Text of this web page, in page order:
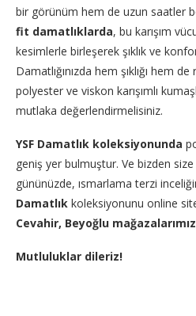
bir görünüm hem de uzun saatler
fit damatlıklarda, bu karışım
kesimlerle birleşerek şıklık ve
Damatlığınızda hem şıklığı hem
polyester ve viskon karışımlı
mutlaka değerlendirmelisiniz.
YSF Damatlık koleksiyonunda
geniş yer bulmuştur. Ve bizden
gününüzde, ısmarlama terzi
Damatlık koleksiyonunu online
Cevahir, Beyoğlu
Mutluluklar dileriz!